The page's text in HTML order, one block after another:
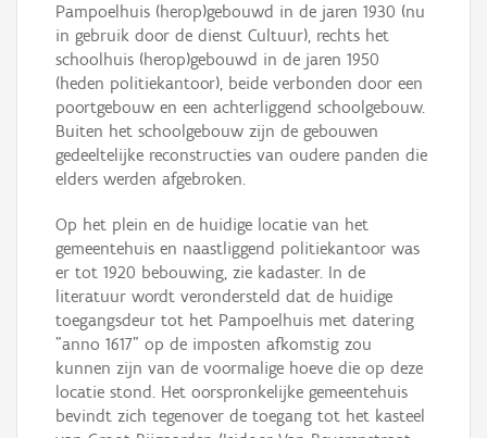
Pampoelhuis (herop)gebouwd in de jaren 1930 (nu
in gebruik door de dienst Cultuur), rechts het
schoolhuis (herop)gebouwd in de jaren 1950
(heden politiekantoor), beide verbonden door een
poortgebouw en een achterliggend schoolgebouw.
Buiten het schoolgebouw zijn de gebouwen
gedeeltelijke reconstructies van oudere panden die
elders werden afgebroken.
Op het plein en de huidige locatie van het
gemeentehuis en naastliggend politiekantoor was
er tot 1920 bebouwing, zie kadaster. In de
literatuur wordt verondersteld dat de huidige
toegangsdeur tot het Pampoelhuis met datering
"anno 1617" op de imposten afkomstig zou
kunnen zijn van de voormalige hoeve die op deze
locatie stond. Het oorspronkelijke gemeentehuis
bevindt zich tegenover de toegang tot het kasteel